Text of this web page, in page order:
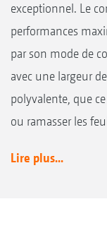
exceptionnel. Le
performances
par son mode de
avec une largeur
polyvalente, que
ou ramasser les
Lire plus...